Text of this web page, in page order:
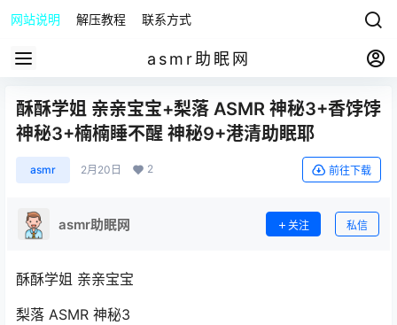
网站说明 解压教程 联系方式
asmr助眠网
酥酥学姐 亲亲宝宝+梨落 ASMR 神秘3+香饽饽
神秘3+楠楠睡不醒 神秘9+港清助眠耶
asmr 2月20日 2 前往下载
asmr助眠网 关注 私信
酥酥学姐 亲亲宝宝
梨落 ASMR 神秘3